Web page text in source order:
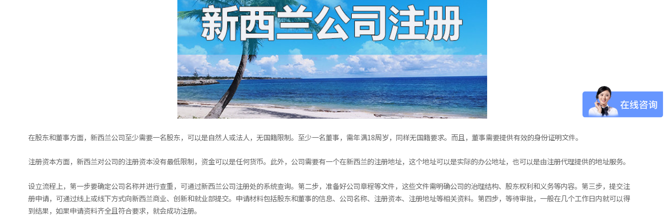
在股东和董事方面，新西兰公司至少需要一名股东，可以是自然人或法人，无国籍限制。至少一名董事，需年满18周岁，同样无国籍要求。而且，董事需要提供有效的身份证明文件。
注册资本方面，新西兰对公司的注册资本没有最低限制，资金可以是任何货币。此外，公司需要有一个在新西兰的注册地址，这个地址可以是实际的办公地址，也可以是由注册代理提供的地址服务。
设立流程上，第一步要确定公司名称并进行查重，可通过新西兰公司注册处的系统查询。第二步，准备好公司章程等文件，这些文件需明确公司的治理结构、股东权利和义务等内容。第三步，提交注
册申请，可通过线上或线下方式向新西兰商业、创新和就业部提交。申请材料包括股东和董事的信息、公司名称、注册资本、注册地址等相关资料。第四步，等待审批，一般在几个工作日内就可以得
到结果，如果申请资料齐全且符合要求，就会成功注册。